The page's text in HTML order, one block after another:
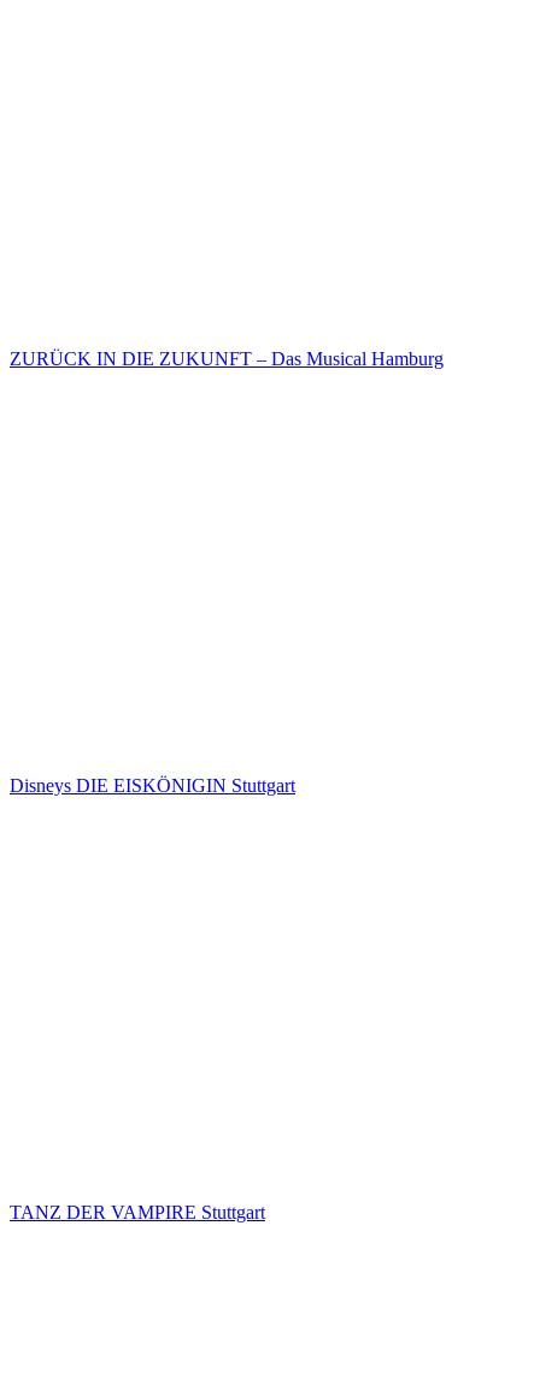
ZURÜCK IN DIE ZUKUNFT – Das Musical Hamburg
Disneys DIE EISKÖNIGIN Stuttgart
TANZ DER VAMPIRE Stuttgart